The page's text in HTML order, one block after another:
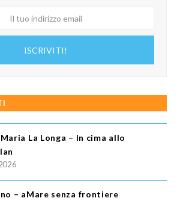
ISCRIVITI!
La Longa – In cima allo
– aMare senza frontiere